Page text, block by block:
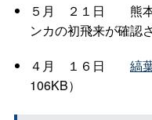
５ 月 ２１ 日 熊
ンカの初飛来が確認
４ 月 １６ 日 縞
106KB）